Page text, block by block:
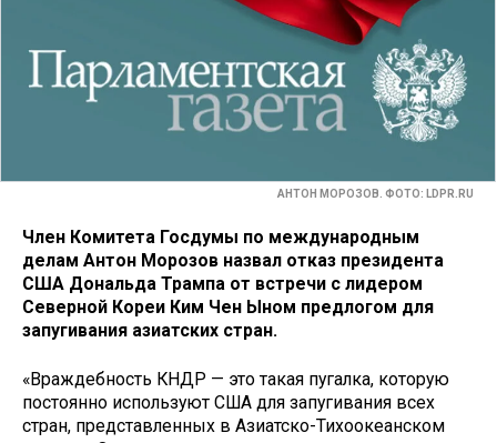
АНТОН МОРОЗОВ. ФОТО: LDPR.RU
Член Комитета Госдумы по международным
делам Антон Морозов назвал отказ президента
США Дональда Трампа от встречи с лидером
Северной Кореи Ким Чен Ыном предлогом для
запугивания азиатских стран.
«Враждебность КНДР — это такая пугалка, которую
постоянно используют США для запугивания всех
стран, представленных в Азиатско-Тихоокеанском